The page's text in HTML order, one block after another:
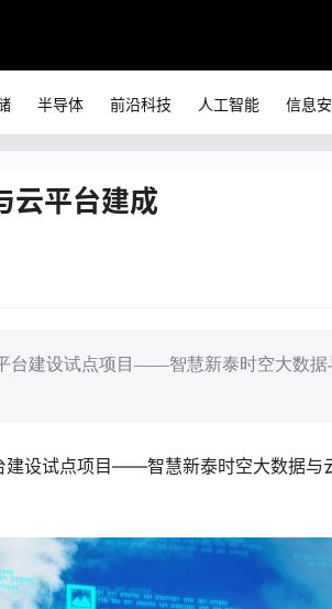
半导体 前沿科技 人工智能 信息
云平台建成
台建设试点项目——智慧新泰时空大数据
建设试点项目——智慧新泰时空大数据与